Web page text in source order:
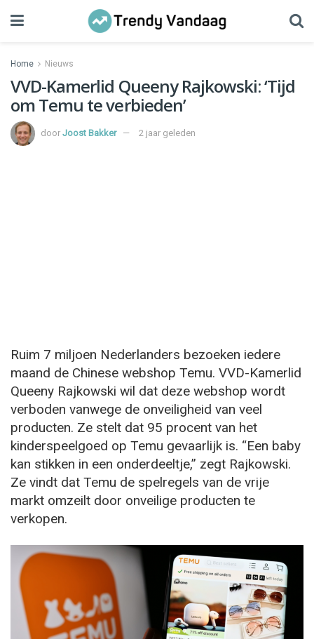
Home Nieuws
VVD-Kamerlid Queeny Rajkowski: ‘Tijd
om Temu te verbieden’
door Joost Bakker 2 jaar geleden
Ruim 7 miljoen Nederlanders bezoeken iedere
maand de Chinese webshop Temu. VVD-Kamerlid
Queeny Rajkowski wil dat deze webshop wordt
verboden vanwege de onveiligheid van veel
producten. Ze stelt dat 95 procent van het
kinderspeelgoed op Temu gevaarlijk is. “Een baby
kan stikken in een onderdeeltje,” zegt Rajkowski.
Ze vindt dat Temu de spelregels van de vrije
markt omzeilt door onveilige producten te
verkopen.